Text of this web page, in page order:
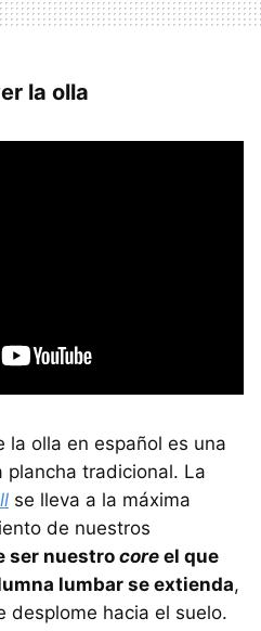
la olla
la olla en español es una
tradicional. La
se lleva a la máxima
de nuestros
ser nuestro core el que
lumbar se extienda,
desplome hacia el suelo.